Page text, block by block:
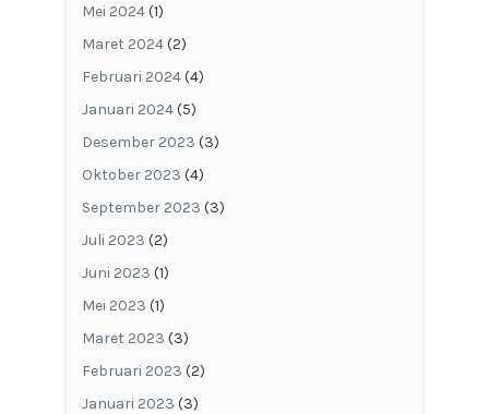
Mei 2024(1)
Maret 2024(2)
Februari 2024(4)
Januari 2024(5)
Desember 2023 (3)
Oktober 2023 (4)
September 2023 (3)
Juli 2023 (2)
Juni 2023 (1)
Mei 2023 (1)
Maret 2023 (3)
Februari 2023 (2)
Januari 2023 (3)